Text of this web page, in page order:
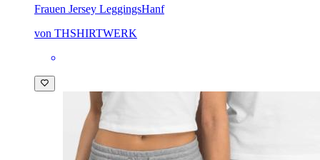
Frauen Jersey LeggingsHanf
von THSHIRTWERK